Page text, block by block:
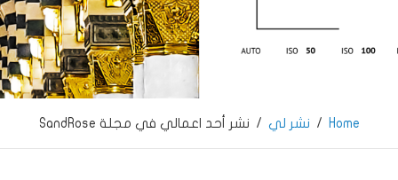
Home
/ نشر لي / نشر أحد اعمالي في مجلة SandRose